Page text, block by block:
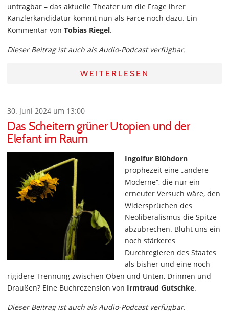
untragbar – das aktuelle Theater um die Frage ihrer
Kanzlerkandidatur kommt nun als Farce noch dazu. Ein
Kommentar von Tobias Riegel.
Dieser Beitrag ist auch als Audio-Podcast verfügbar.
WEITERLESEN
30. Juni 2024 um 13:00
Das Scheitern grüner Utopien und der
Elefant im Raum
Ingolfur Blühdorn
prophezeit eine „andere
Moderne“, die nur ein
erneuter Versuch wäre, den
Widersprüchen des
Neoliberalismus die Spitze
abzubrechen. Blüht uns ein
noch stärkeres
Durchregieren des Staates
als bisher und eine noch
rigidere Trennung zwischen Oben und Unten, Drinnen und
Draußen? Eine Buchrezension von Irmtraud Gutschke.
Dieser Beitrag ist auch als Audio-Podcast verfügbar.